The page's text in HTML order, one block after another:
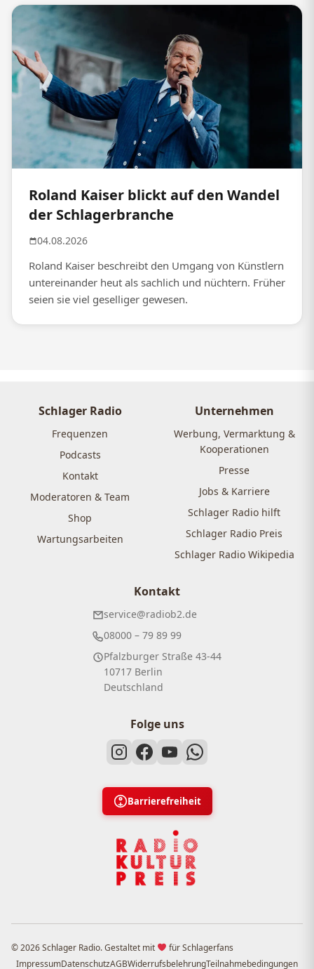
Roland Kaiser blickt auf den Wandel
der Schlagerbranche
04.08.2026
Roland Kaiser beschreibt den Umgang von Künstlern
untereinander heut als sachlich und nüchtern. Früher
seien sie viel geselliger gewesen.
Schlager Radio
Frequenzen
Podcasts
Kontakt
Moderatoren & Team
Shop
Wartungsarbeiten
Unternehmen
Werbung, Vermarktung &
Kooperationen
Presse
Jobs & Karriere
Schlager Radio hilft
Schlager Radio Preis
Schlager Radio Wikipedia
Kontakt
service@radiob2.de
08000 – 79 89 99
Pfalzburger Straße 43-44
10717 Berlin
Deutschland
Folge uns
Barrierefreiheit
© 2026 Schlager Radio. Gestaltet mit
für Schlagerfans
ImpressumDatenschutzAGBWiderrufsbelehrungTeilnahmebedingungen